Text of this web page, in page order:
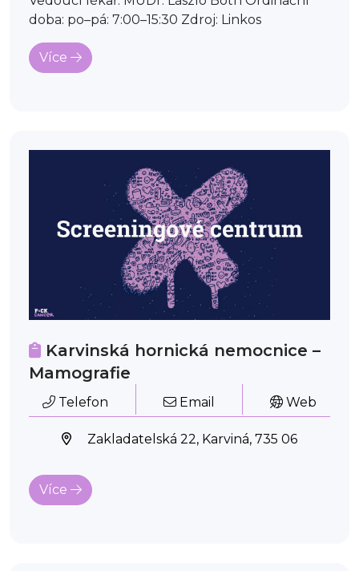
doba: po–pá: 7:00–15:30 Zdroj: Linkos
Více
Karvinská hornická nemocnice –
Mamografie
Telefon Email Web
Zakladatelská 22, Karviná, 735 06
Více